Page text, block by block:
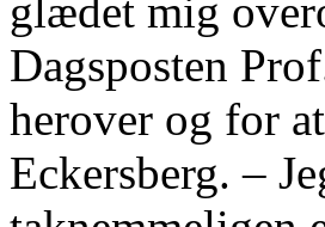
glædet mig
Dagsposten
herover og for
Eckersberg. –